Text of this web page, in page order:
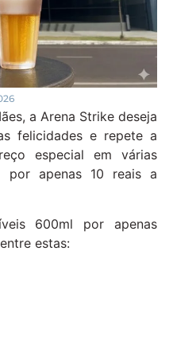
a Arena Strike deseja
felicidades e repete a
especial em várias
por apenas 10 reais a
600ml por apenas
estas: